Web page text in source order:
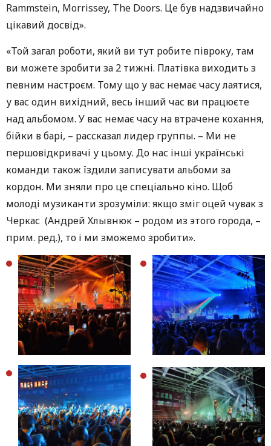
Rammstein, Morrissey, The Doors. Це був надзвичайно
цікавий досвід».
«Той загал роботи, який ви тут робите півроку, там
ви можете зробити за 2 тижні. Платівка виходить з
певним настроєм. Тому що у вас немає часу лаятися,
у вас один вихідний, весь інший час ви працюєте
над альбомом. У вас немає часу на втрачене кохання,
бійки в барі, – рассказал лидер группы. – Ми не
першовідкривачі у цьому. До нас інші українські
команди також їздили записувати альбоми за
кордон. Ми зняли про це спеціально кіно. Щоб
молоді музиканти зрозуміли: якщо зміг оцей чувак з
Черкас (Андрей Хлывнюк – родом из этого города, –
прим. ред.), то і ми зможемо зробити».